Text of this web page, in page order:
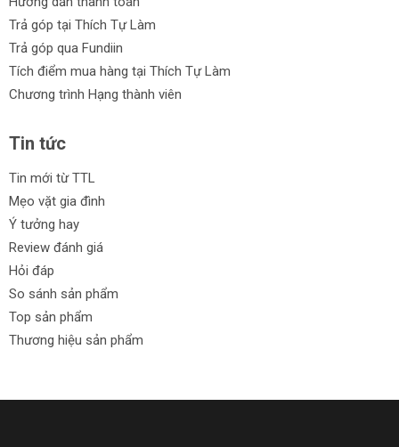
Trả góp tại Thích Tự Làm
Trả góp qua Fundiin
Tích điểm mua hàng tại Thích Tự Làm
Chương trình Hạng thành viên
Tin tức
Tin mới từ TTL
Mẹo vặt gia đình
Ý tưởng hay
Review đánh giá
Hỏi đáp
So sánh sản phẩm
Top sản phẩm
Thương hiệu sản phẩm